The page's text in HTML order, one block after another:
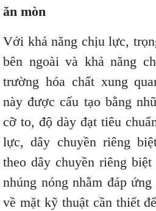
ăn mòn
Với khả năng chịu lực,
bên ngoài và khả năng
trường hóa chất xung
này được cấu tạo bằng
cỡ to, độ dày đạt tiêu
lực, dây chuyền riêng
theo dây chuyền riêng
nhúng nóng nhằm đáp
về mặt kỹ thuật cần thiết